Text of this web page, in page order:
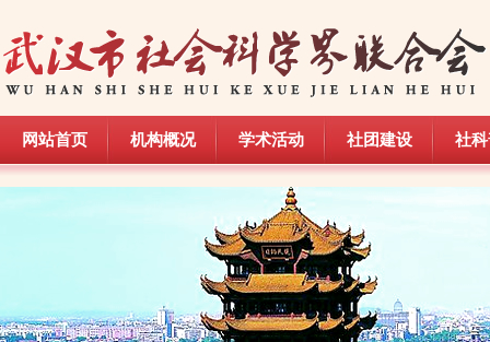
网站首页
网站首页
机构概况
机构概况
学术活动
学术活动
社团建设
社团建设
社